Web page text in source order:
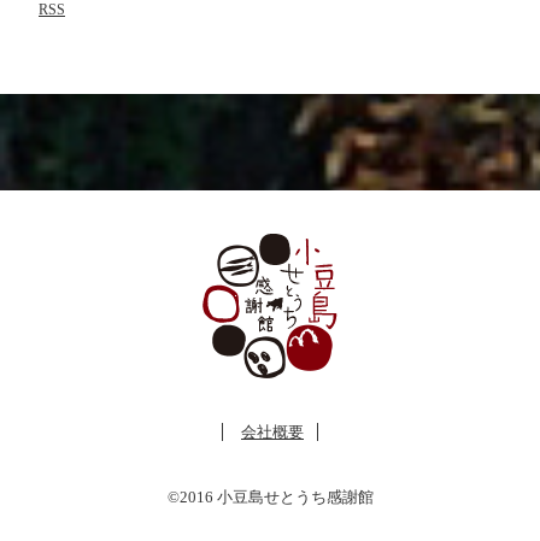
RSS
会社概要
©2016 小豆島せとうち感謝館